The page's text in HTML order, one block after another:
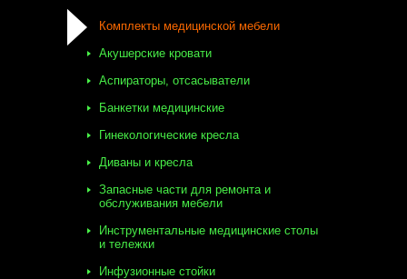
Комплекты медицинской мебели
Акушерские кровати
Аспираторы, отсасыватели
Банкетки медицинские
Гинекологические кресла
Диваны и кресла
Запасные части для ремонта и
обслуживания мебели
Инструментальные медицинские столы
и тележки
Инфузионные стойки